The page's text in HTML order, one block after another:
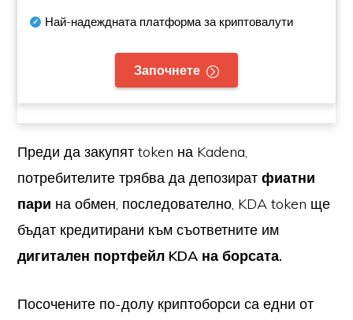
Най-надеждната платформа за криптовалути
Започнете
Преди да закупят token на Kadena,
потребителите трябва да депозиратфиатни
пари на обмен, последователно, KDA token ще
бъдат кредитирани към съответните им
дигитален портфейл KDA на борсата.
Посочените по-долу криптоборси са едни от